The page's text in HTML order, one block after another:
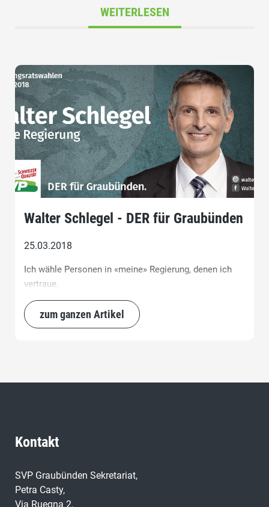
WEITERLESEN
Walter Schlegel - DER für Graubünden
25.03.2018
Ich wähle Personen in «meine» Regierung, denen ich
vertraue.
zum ganzen Artikel
Kontakt
SVP Graubünden Sekretariat,
Petra Casty,
Via Ruegna 2,